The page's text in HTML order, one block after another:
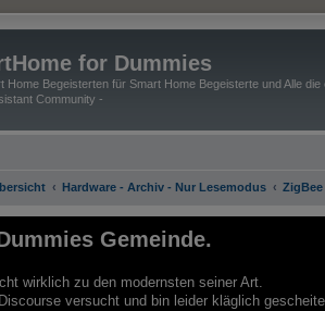
for Dummies
Home Begeisterten für Smart Home Begeisterte und Alle
Community -
Hardware - Archiv - Nur Lesemodus
Gemeinde.
wirklich zu den modernsten seiner Art.
versucht und bin leider kläglich